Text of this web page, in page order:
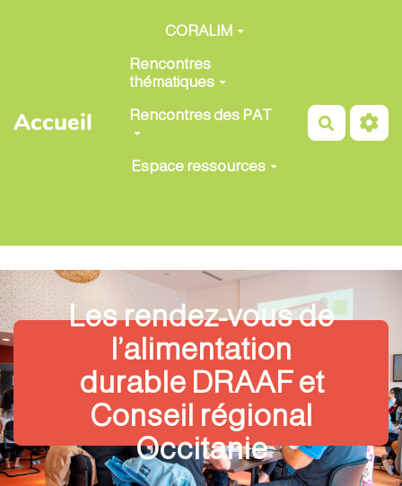
Aller au contenu principal
Accueil
CORALIM
Rencontres
thématiques
Rencontres des PAT
Espace ressources
Les rendez-vous de
l’alimentation
durable DRAAF et
Conseil régional
Occitanie